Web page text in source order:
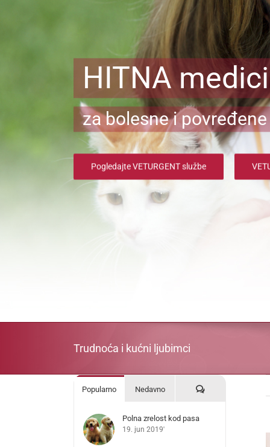
HITNA
za bolesne i
Pogledajte VETURGENT službe
Trudnoća i kućni ljubimci
Popularno Nedavno Komentari
Polna zrelost kod pasa
19. jun 2019'